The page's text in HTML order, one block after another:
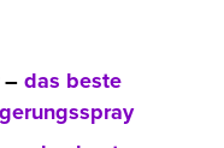
–das beste